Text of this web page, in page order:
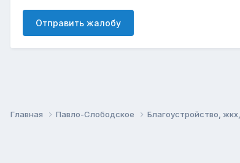
Отправить жалобу
Главная Павло-Слободское Благоустройство,